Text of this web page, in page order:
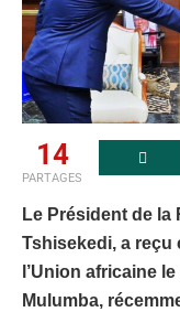
14
PARTAGES
Le Président de
Tshisekedi, a reçu
l’Union africaine
Mulumba,